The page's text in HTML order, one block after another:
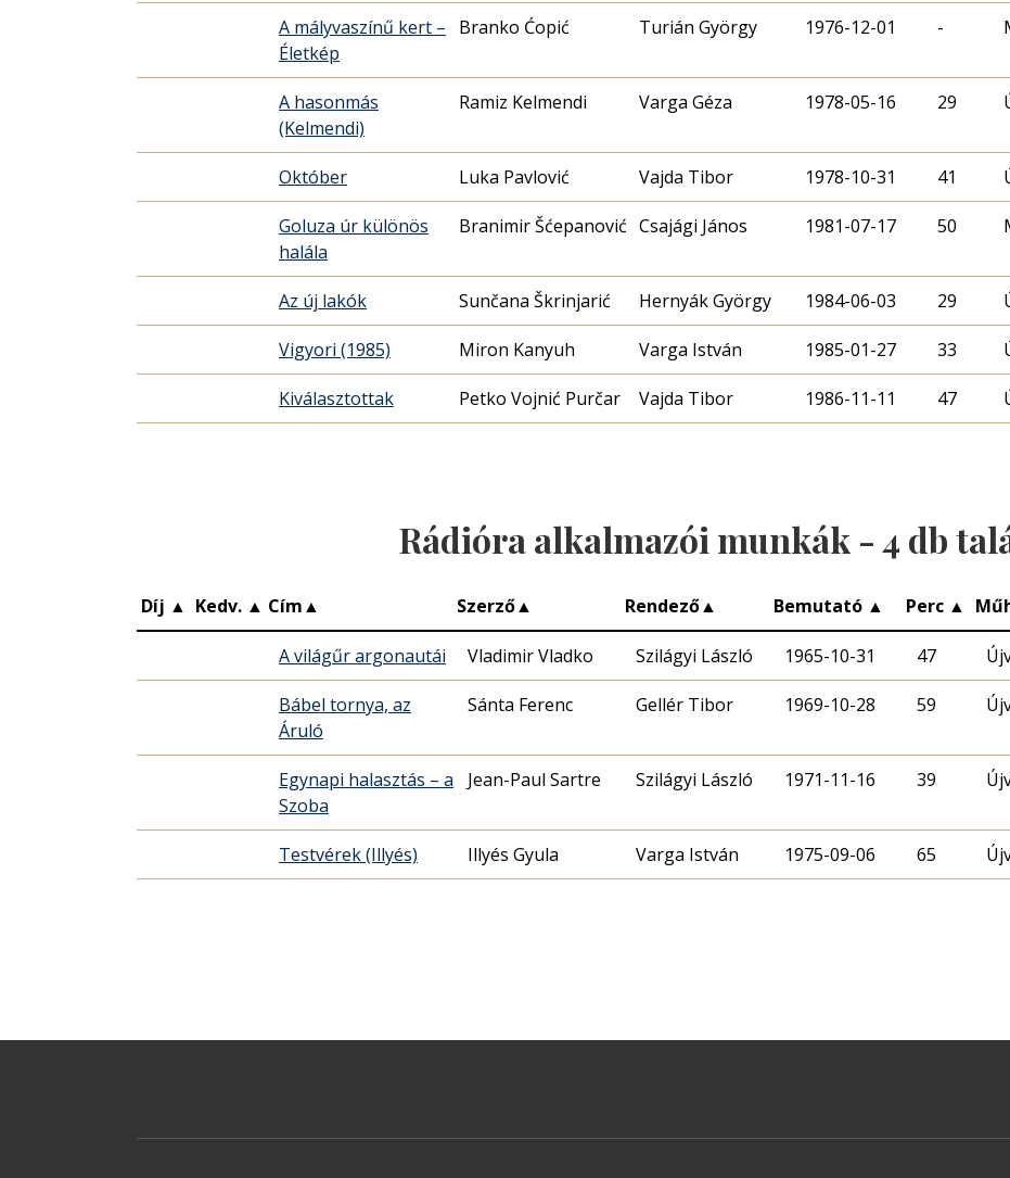
A mályvaszínű kert –
Életkép
Branko Ćopić Turián György 1976-12-01 -
A hasonmás
(Kelmendi)
Ramiz Kelmendi Varga Géza 1978-05-16 29
Október Luka Pavlović Vajda Tibor 1978-10-31 41
Goluza úr különös
halála
Branimir Šćepanović Csajági János 1981-07-17 50
Az új lakók Sunčana Škrinjarić Hernyák György 1984-06-03 29
Vigyori (1985) Miron Kanyuh Varga István 1985-01-27 33
Kiválasztottak Petko Vojnić Purčar Vajda Tibor 1986-11-11 47
Rádióra alkalmazói munkák - 4 db
Díj ▲ Kedv. ▲ Cím▲ Szerző▲ Rendező▲ Bemutató ▲ Perc ▲
A világűr argonautái Vladimir Vladko Szilágyi László 1965-10-31 47
Bábel tornya, az
Áruló
Sánta Ferenc Gellér Tibor 1969-10-28 59
Egynapi halasztás – a
Szoba
Jean-Paul Sartre Szilágyi László 1971-11-16 39
Testvérek (Illyés) Illyés Gyula Varga István 1975-09-06 65